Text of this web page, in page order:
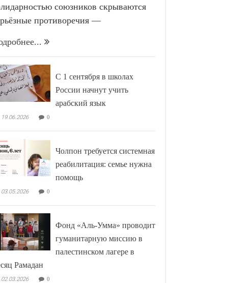
союзников скрываются
противоречия —
С 1 сентября в школах
России начнут учить
арабский язык
19.06.2026 0
Чолпон требуется системная
реабилитация: семье нужна
помощь
03.05.2026 0
Фонд «Аль-Умма» проводит
гуманитарную миссию в
палестинском лагере в
Рамадан
02.03.2026 0